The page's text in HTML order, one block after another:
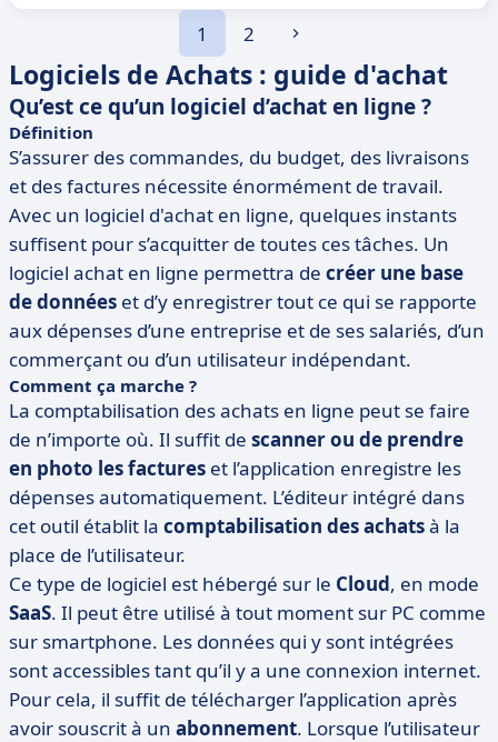
1 2
Logiciels de Achats : guide d'achat
Qu’est ce qu’un logiciel d’achat en ligne ?
Définition
S’assurer des commandes, du budget, des livraisons
et des factures nécessite énormément de travail.
Avec un logiciel d'achat en ligne, quelques instants
suffisent pour s’acquitter de toutes ces tâches. Un
logiciel achat en ligne permettra de créer une base
de données et d’y enregistrer tout ce qui se rapporte
aux dépenses d’une entreprise et de ses salariés, d’un
commerçant ou d’un utilisateur indépendant.
Comment ça marche ?
La comptabilisation des achats en ligne peut se faire
de n’importe où. Il suffit de scanner ou de prendre
en photo les factures et l’application enregistre les
dépenses automatiquement. L’éditeur intégré dans
cet outil établit la comptabilisation des achatsà la
place de l’utilisateur.
Ce type de logiciel est hébergé sur le Cloud, en mode
SaaS. Il peut être utilisé à tout moment sur PC comme
sur smartphone. Les données qui y sont intégrées
sont accessibles tant qu’il y a une connexion internet.
Pour cela, il suffit de télécharger l’application après
avoir souscrit à un abonnement. Lorsque l’utilisateur